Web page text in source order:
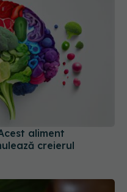
aliment
creierul